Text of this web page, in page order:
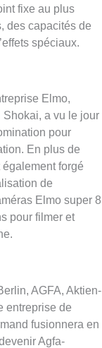
fixe au plus
des capacités de
spéciaux.
Elmo,
a vu le jour
pour
En plus de
forgé
de
Elmo super 8
pour filmer et
AGFA, Aktien-
entreprise de
fusionnera en
Agfa-